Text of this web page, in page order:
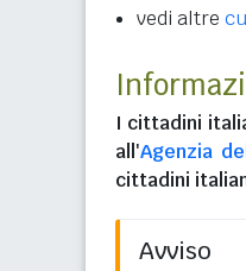
vedi altre
I cittadini
all'Agenzia
cittadini
Avviso